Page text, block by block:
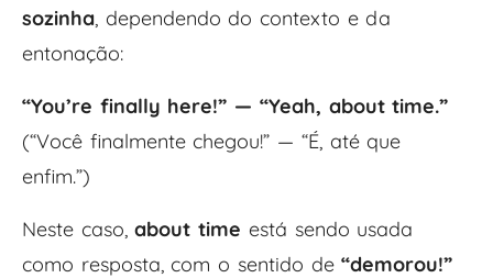
sozinha, dependendo do contexto e da
entonação:
“You’re finally here!” — “Yeah, about time.”
(“Você finalmente chegou!” — “É, até que
enfim.”)
Neste caso,about time está sendo usada
como resposta, com o sentido de“demorou!”